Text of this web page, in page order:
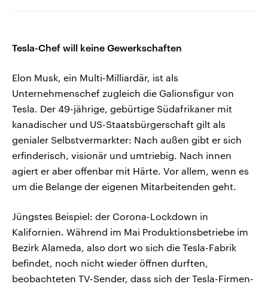
Tesla-Chef will keine Gewerkschaften
Elon Musk, ein Multi-Milliardär, ist als
Unternehmenschef zugleich die Galionsfigur von
Tesla. Der 49-jährige, gebürtige Südafrikaner mit
kanadischer und US-Staatsbürgerschaft gilt als
genialer Selbstvermarkter: Nach außen gibt er sich
erfinderisch, visionär und umtriebig. Nach innen
agiert er aber offenbar mit Härte. Vor allem, wenn es
um die Belange der eigenen Mitarbeitenden geht.
Jüngstes Beispiel: der Corona-Lockdown in
Kalifornien. Während im Mai Produktionsbetriebe im
Bezirk Alameda, also dort wo sich die Tesla-Fabrik
befindet, noch nicht wieder öffnen durften,
beobachteten TV-Sender, dass sich der Tesla-Firmen-